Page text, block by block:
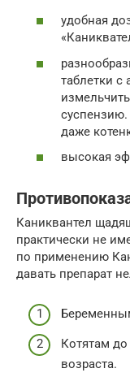
удобная
таблетки
даже
высокая
Каниквантел
практически не
по применению
давать препарат
Котятам
возраста.